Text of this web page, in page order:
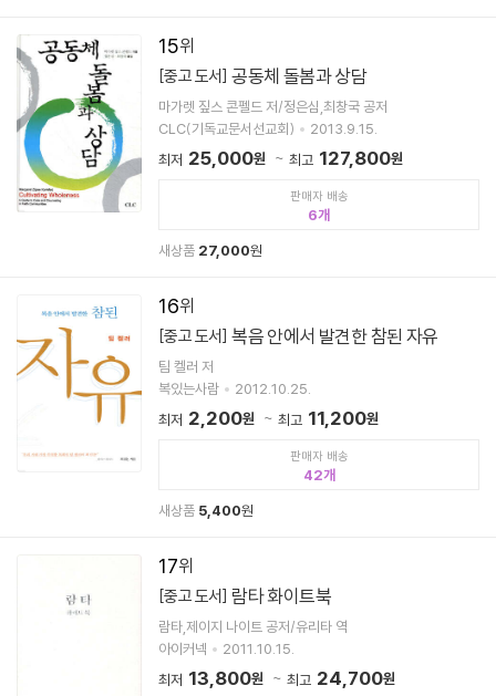
15
[중고 도서] 공동체 돌봄과 상담
마가렛 짚스 콘펠드 저/정은심,최창국 공저
CLC(기독교문서선교회)
2013.9.15.
최저 25,000원 최고 127,800원
판매자 배송
6
새상품 27,000원
16
[중고 도서] 복음 안에서 발견한 참된 자유
팀 켈러 저
복있는사람
2012.10.25.
최저 2,200원 최고 11,200원
판매자 배송
42
새상품 5,400원
17
[중고 도서] 람타 화이트북
람타,제이지 나이트 공저/유리타 역
아이커넥
2011.10.15.
최저 13,800원 최고 24,700원